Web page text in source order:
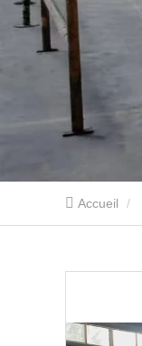
Accueil